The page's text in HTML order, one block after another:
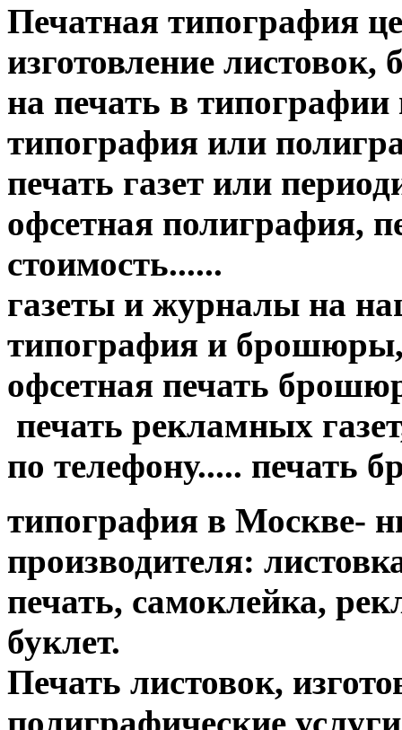
Печатная типография
изготовление листовок,
на печать в
типография или
печать газет или
офсетная полиграфия,
стоимость......
газеты и журналы на
типография и брошюры,
офсетная печать
печать рекламных
по телефону..... печать
типография в Москве-
производителя:
печать, самоклейка,
буклет.
Печать листовок,
полиграфические